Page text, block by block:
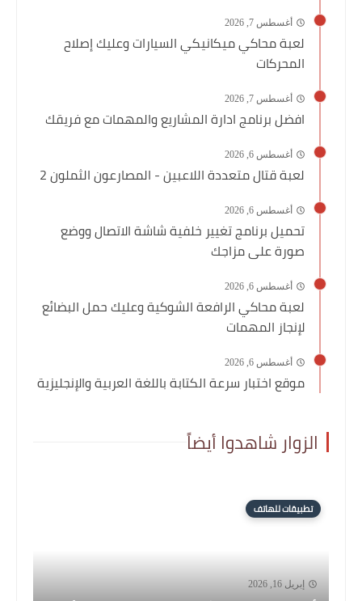
أغسطس 7, 2026
لعبة محاكي ميكانيكي السيارات وعليك إصلاح
المحركات
أغسطس 7, 2026
افضل برنامج ادارة المشاريع والمهمات مع فريقك
أغسطس 6, 2026
لعبة قتال متعددة اللاعبين - المصارعون الثملون 2
أغسطس 6, 2026
تحميل برنامج تغيير خلفية شاشة الاتصال ووضع
صورة على مزاجك
أغسطس 6, 2026
لعبة محاكي الرافعة الشوكية وعليك حمل البضائع
لإنجاز المهمات
أغسطس 6, 2026
موقع اختبار سرعة الكتابة باللغة العربية والإنجليزية
الزوار شاهدوا أيضاً
تطبيقات للهاتف
إبريل 16, 2026